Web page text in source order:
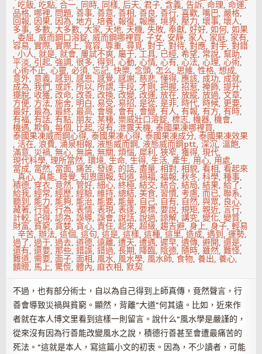
, 吃飯, 吃點,合一, 同時, 同樣,后天,君子,含義,告訴,命理,命運,
品格, 哪裡, 問題,善事,善意,善相,善良,善行,喜歡, 嘴巴,嚴格,
回報, 因果, 因為,地方,培養,報復,報應,境界,壓力,壞事,壞人,
多事, 多數,大多數,大家, 天地, 天機,失敗,奉獻,好好,如何,如果
,委屈,威而鋼口溶錠,威而鋼哪裡買,子女, 安靜, 家人, 家庭, 家有,
容易,實際,實際上, 寬容,尊重,尋覓,對于,對待,對應,對手,對錯
,小人,就是,就會,屢試不爽,屬于,工具, 已經,希望, 常說,幫助,
平淡, 引起,強調,很多,得到,心動,心情,心有,心法,心理,心術,
心術不正,心靈,必須,忘記,快樂,念頭, 怎么, 思維,性格,想成,
意外, 意義,感到,感恩,感覺,感謝,慈悲,懂得,應該, 成功,成就,
成為,我們, 或許,所以,所謂,手段,才剛,把握,招惹,掩飾,提升,
擺脫, 收獲, 改命, 改善, 改換, 改變, 改運,放在,放縱,放過,文章,
方便, 方法,施舍, 明白,易受,易招,是從,是非, 時代, 時候, 更要,
最好,最為,最終,最高, 會導, 會有, 會變,有人,有報,有方,有時,
有福,有話,有點,朋友,某種,樂威壯口溶錠,標志,機器,機會,
機遇,欺負,每個, 比起,沒有,泄露天機,泰國果凍哪裡買,
泰國果凍威而鋼心得,泰國果凍心得,泰國果凍成分,泰國果凍效果
,活在,浪費,涌泉相報,液態威而鋼,液態威而鋼ptt,深沉,溫飽,
滿意, 災禍,無心,無論,無關,煩惱,犀利,狹窄,獲得,現代,
現代科學,理所當然,環境,生命,生得,生活,產生, 用心, 用處,
當成, 當然, 當面,痛苦,發達, 的話,盡量,相對,相貌,看相,看起來
,真心,真能, 睡覺,知恩圖報,知道,禍福,福報,秋冬,科學,種事,
積德, 穿衣,竟然,管好,細心,終極,結交,結合,結局,結果,給了,
給我,經常,經歷,經驗,維持,總結,美食, 習慣,考慮,而已,聯系,
聽到,能力,能夠,能治, 能要, 能量, 自己, 自有, 自然,與眾, 良心,
藏著,行善,行為,表情,表現,表達,要標,要說,規矩,親近,言行,
計較,記得,認為,誤導,誤會,說話,說過,諒解,講究,變化,變質,
財富,貧窮,貪婪,貪心,責任,起來,超級,趨吉避,身上,身子,輕易
,辛苦,辦法,這個,這句,這是,這樣,這種,這里,造成,遇到,運勢,
過了,過于,過去,道德,遠離,遭天,遭遇,遲早,遺傳,避開,還是,
還有,還要,那些,錯誤,錯過,長期, 降臨, 陰德, 隨時,雖然,難怪,
難道, 需要,面子,面相, 風水, 風水學, 風水師,食物,養出,養心,
饋贈, 馬上,驚慌,體內,麻衣相, 默契
不過，也有部分術士，自以為自己得到上師真傳，竟然聲言，行
善會導致災禍與貧窮。顯然，背離“大道”何其遠。比如，近來作
者就在本人博文里看到這樣一則留言。說什么“風水學是嚴謹的，
從來沒有因為行善能改變風水之說，積德行善甚至會遭最痛苦的
死法。”這就是本人，寫這篇小文的初衷。因為，不少讀者，可能